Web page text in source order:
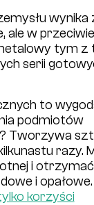
wynika
ale w
tym
serii
to
podmiotów
Tworzywa
razy.
i
i
korzyści